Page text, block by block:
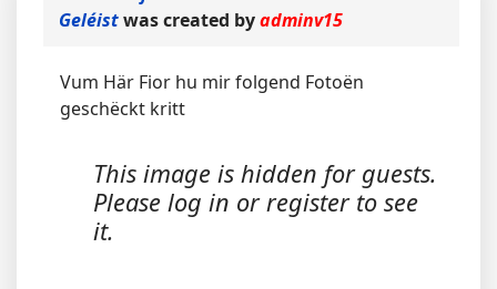
Geléistwas created byadminv15
Vum Här Fior hu mir folgend Fotoën
geschëckt kritt
This image is hidden for guests.
Please log in or register to see
it.